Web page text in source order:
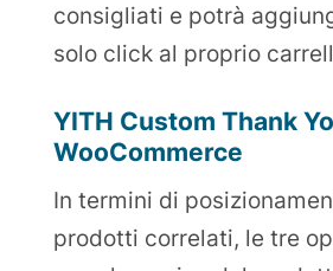
consigliati e potrà
solo click al proprio
YITH Custom Thank
WooCommerce
In termini di
prodotti correlati, le tre